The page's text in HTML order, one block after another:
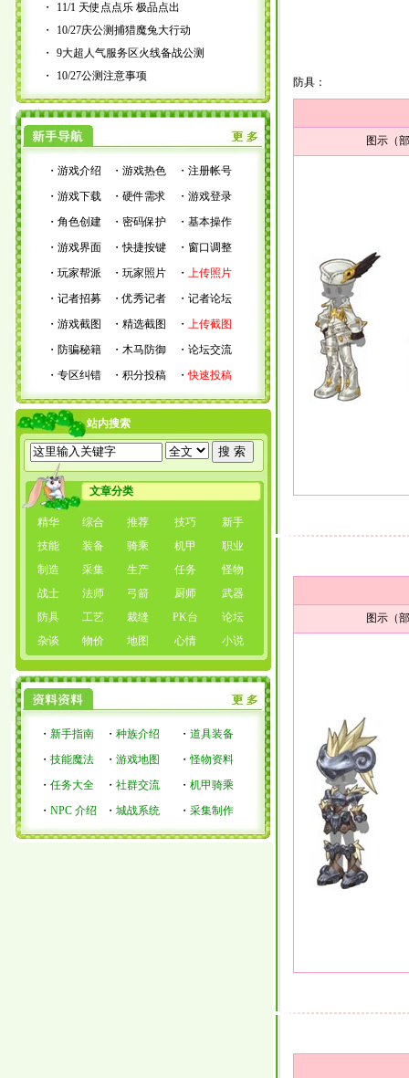
・
11/1 天使点点乐 极品点出
・
10/27庆公测捕猎魔兔大行动
・
9大超人气服务区火线备战公测
・
10/27公测注意事项
・ 游戏介绍 ・ 游戏热色 ・ 注册帐号
・ 游戏下载 ・ 硬件需求 ・ 游戏登录
・ 角色创建 ・ 密码保护 ・ 基本操作
・ 游戏界面 ・快捷按键 ・ 窗口调整
・ 玩家帮派 ・ 玩家照片 ・ 上传照片
・ 记者招募 ・优秀记者 ・ 记者论坛
・ 游戏截图 ・ 精选截图 ・ 上传截图
・ 防骗秘籍 ・ 木马防御 ・ 论坛交流
・ 专区纠错 ・ 积分投稿 ・快速投稿
站内搜索
文章分类
精华 综合 推荐 技巧
新手
技能
装备 骑乘 机甲
职业
制造
采集 生产 任务
怪物
战士
法师 弓箭 厨师
武器
防具
工艺 裁缝 PK台
论坛
杂谈
物价 地图 心情 小说
・ 新手指南 ・ 种族介绍 ・ 道具装备
・ 技能魔法 ・ 游戏地图 ・怪物资料
・ 任务大全 ・ 社群交流 ・ 机甲骑乘
・ NPC 介绍 ・ 城战系统 ・ 采集制作
防具：
图示（
图示（